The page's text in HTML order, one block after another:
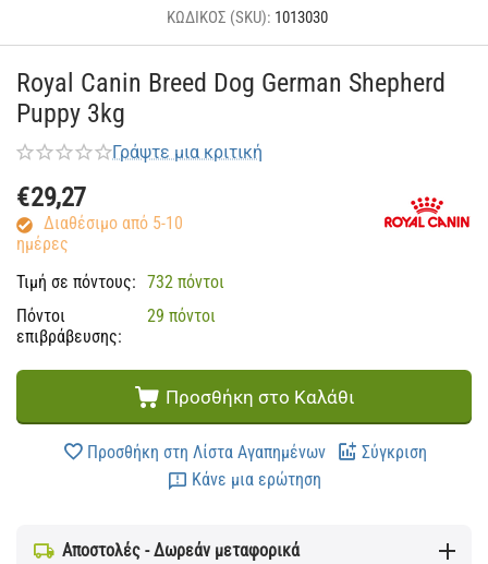
ΚΩΔΙΚΟΣ (SKU): 1013030
Royal Canin Breed Dog German Shepherd
Puppy 3kg
Γράψτε μια κριτική
€29,27
Διαθέσιμο από 5-10
ημέρες
Τιμή σε πόντους: 732 πόντοι
Πόντοι
επιβράβευσης:
29 πόντοι
Προσθήκη στο Καλάθι
Προσθήκη στη Λίστα Αγαπημένων
Σύγκριση
Κάνε μια ερώτηση
Αποστολές - Δωρεάν μεταφορικά